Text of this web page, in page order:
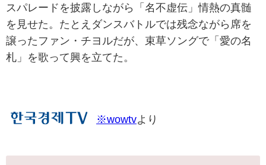
スパレードを披露しながら「名不虚伝」情熱の真髄
を見せた。たとえダンスバトルでは残念ながら席を
譲ったファン・チヨルだが、束草ソングで「愛の名
札」を歌って興を立てた。
※wowtvより